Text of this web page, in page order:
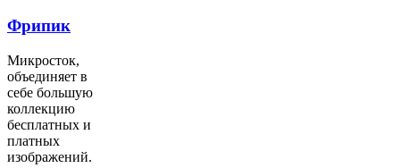
Фрипик
Микросток,
объединяет в
себе большую
коллекцию
бесплатных и
платных
изображений.